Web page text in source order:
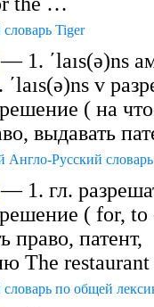
Tiger
— 1. ʹlaıs(ə)ns
v
( на
выдавать
Русский словарь
— 1. гл.
( for,
право, патент,
The
по общей